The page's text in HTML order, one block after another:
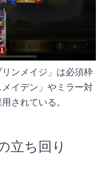
リンメイジ」は必須枠
イデン」やミラー対
されている。
立ち回り